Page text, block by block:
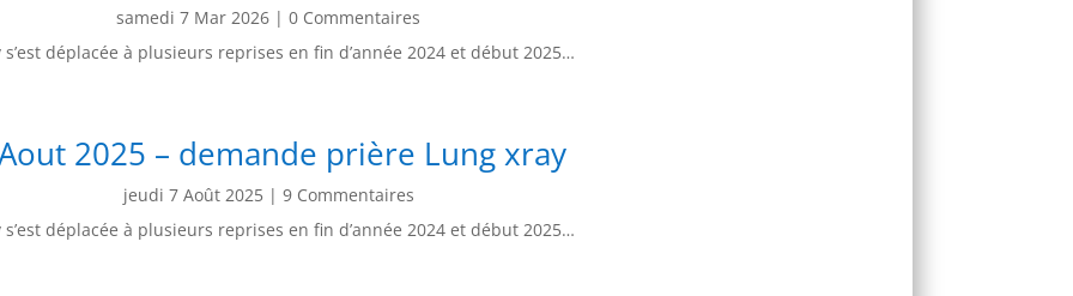
samedi 7 Mar 2026 | 0 Commentaires
s’est déplacée à plusieurs reprises en fin d’année 2024 et début 2025…
2025 – demande prière Lung xray
jeudi 7 Août 2025| 9 Commentaires
s’est déplacée à plusieurs reprises en fin d’année 2024 et début 2025…